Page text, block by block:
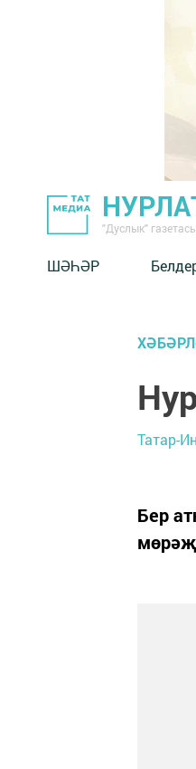
"Дуслык"
ШӘҺӘР
Татар-
Бер